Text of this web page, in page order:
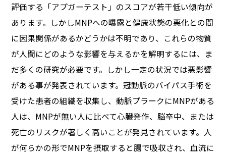
評価する「アプガーテスト」のスコアが若干低い傾向が
あります。しかしMNPへの曝露と健康状態の悪化との間
に因果関係があるかどうかは不明であり、これらの物質
が人間にどのような影響を与えるかを解明するには、ま
だ多くの研究が必要です。しかし一定の状況では悪影響
がある事が発表されています。冠動脈のバイパス手術を
受けた患者の組織を収集し、動脈プラークにMNPがある
人は、MNPが無い人に比べて心臓発作、脳卒中、または
死亡のリスクが著しく高いことが発見されています。人
が何らかの形でMNPを摂取すると腸で吸収され、血流に